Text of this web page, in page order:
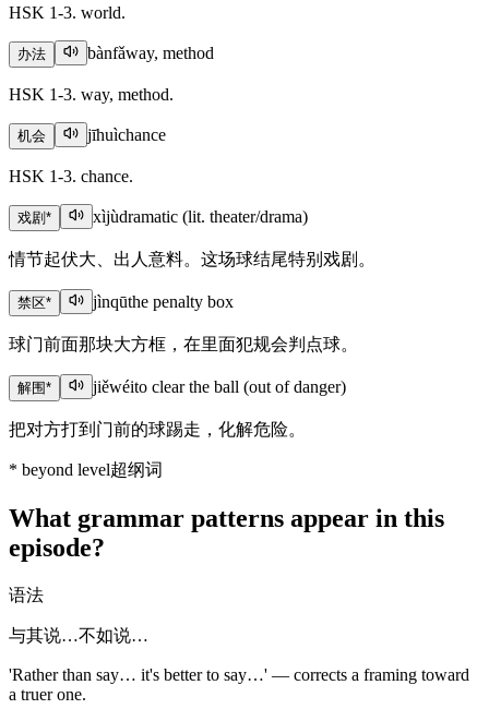
HSK 1-3. world.
办法 bànfǎway, method
HSK 1-3. way, method.
机会 jīhuìchance
HSK 1-3. chance.
戏剧 * xìjùdramatic (lit. theater/drama)
情节起伏大、出人意料。这场球结尾特别戏剧。
禁区* jìnqūthe penalty box
球门前面那块大方框，在里面犯规会判点球。
解围* jiěwéito clear the ball (out of danger)
把对方打到门前的球踢走，化解危险。
* beyond level超纲词
What grammar patterns appear in this
episode?
语法
与其说…不如说…
'Rather than say… it's better to say…' — corrects a framing toward
a truer one.